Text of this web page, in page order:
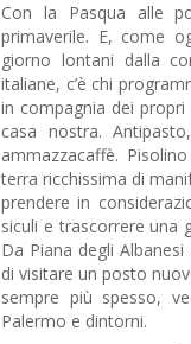
Con la Pasqua alle
primaverile. E, come
giorno lontani dalla
italiane, c’è chi
in compagnia dei propri
casa nostra.
ammazzacaffè.
terra ricchissima di
prendere in
siculi e trascorrere una
Da Piana degli
di visitare un posto
sempre più spesso,
Palermo e dintorni.